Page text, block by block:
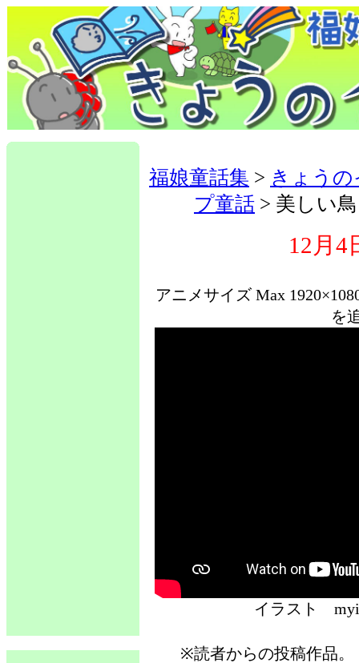
福娘童話集 > きょう
プ童話 > 美しい
12月4
アニメサイズ Max
を
イラスト
※読者からの投稿作品